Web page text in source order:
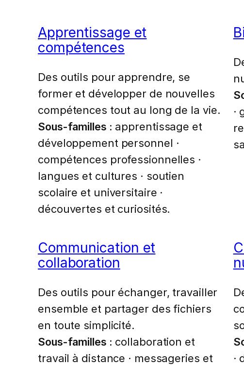
Apprentissage et
compétences
Des outils pour apprendre, se
former et développer de nouvelles
compétences tout au long de la vie.
Sous-familles : apprentissage et
développement personnel ·
compétences professionnelles ·
langues et cultures · soutien
scolaire et universitaire ·
découvertes et curiosités.
·
Communication et
collaboration
Des outils pour échanger, travailler
ensemble et partager des fichiers
en toute simplicité.
Sous-familles : collaboration et
travail à distance · messageries et
·